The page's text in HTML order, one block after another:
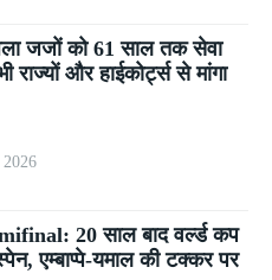
जजों को 61 साल तक सेवा
और हाईकोर्ट्स से मांगा
20 साल बाद वर्ल्ड कप
एम्बाप्पे-यमाल की टक्कर पर